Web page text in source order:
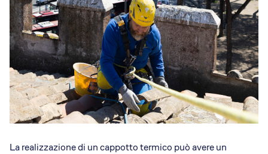
La realizzazione di un cappotto termico può avere un